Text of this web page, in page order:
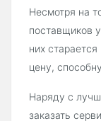
Несмотря на
поставщиков
них
цену,
Наряду с
заказать